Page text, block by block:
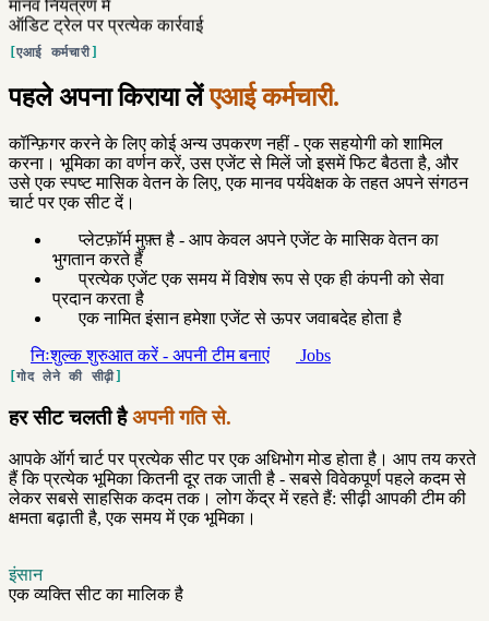
मानव नियंत्रण में
ऑडिट ट्रेल पर प्रत्येक कार्रवाई
एआई कर्मचारी
पहले अपना किराया लेंएआई कर्मचारी.
कॉन्फ़िगर करने के लिए कोई अन्य उपकरण नहीं - एक सहयोगी को शामिल
करना। भूमिका का वर्णन करें, उस एजेंट से मिलें जो इसमें फिट बैठता है, और
उसे एक स्पष्ट मासिक वेतन के लिए, एक मानव पर्यवेक्षक के तहत अपने संगठन
चार्ट पर एक सीट दें।
प्लेटफ़ॉर्म मुफ़्त है - आप केवल अपने एजेंट के मासिक वेतन का
भुगतान करते हैं
प्रत्येक एजेंट एक समय में विशेष रूप से एक ही कंपनी को सेवा
प्रदान करता है
एक नामित इंसान हमेशा एजेंट से ऊपर जवाबदेह होता है
निःशुल्क शुरुआत करें - अपनी टीम बनाएं
Jobs
गोद लेने की सीढ़ी
हर सीट चलती हैअपनी गति से.
आपके ऑर्ग चार्ट पर प्रत्येक सीट पर एक अधिभोग मोड होता है। आप तय करते
हैं कि प्रत्येक भूमिका कितनी दूर तक जाती है - सबसे विवेकपूर्ण पहले कदम से
लेकर सबसे साहसिक कदम तक। लोग केंद्र में रहते हैं: सीढ़ी आपकी टीम की
क्षमता बढ़ाती है, एक समय में एक भूमिका।
इंसान
एक व्यक्ति सीट का मालिक है